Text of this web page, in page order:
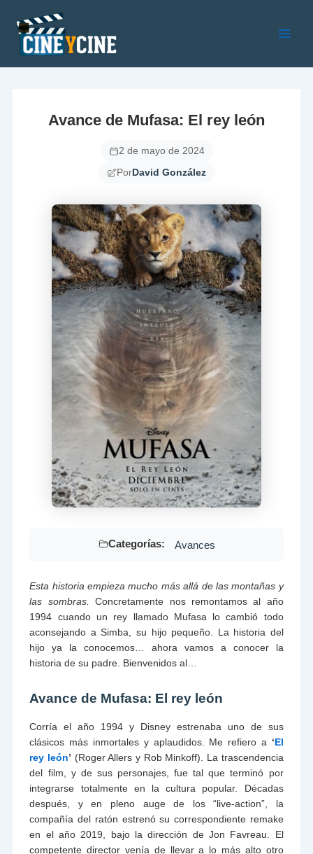
contenido
Avance de Mufasa: El rey león
2 de mayo de 2024
PorDavid González
Categorías: Avances
Esta historia empieza mucho más allá de las montañas y
las sombras.
Concretamente nos remontamos al año
1994 cuando un rey llamado Mufasa lo cambió todo
aconsejando a Simba, su hijo pequeño. La historia del
hijo ya la conocemos… ahora vamos a conocer la
historia de su padre. Bienvenidos al…
Avance de Mufasa: El rey león
Corría el año 1994 y Disney estrenaba uno de sus
clásicos más inmortales y aplaudidos. Me refiero a ‘El
rey león’ (Roger Allers y Rob Minkoff). La trascendencia
del film, y de sus personajes, fue tal que terminó por
integrarse totalmente en la cultura popular. Décadas
después, y en pleno auge de los “live-action”, la
compañía del ratón estrenó su correspondiente remake
en el año 2019, bajo la dirección de Jon Favreau. El
competente director venía de llevar a lo más alto otro